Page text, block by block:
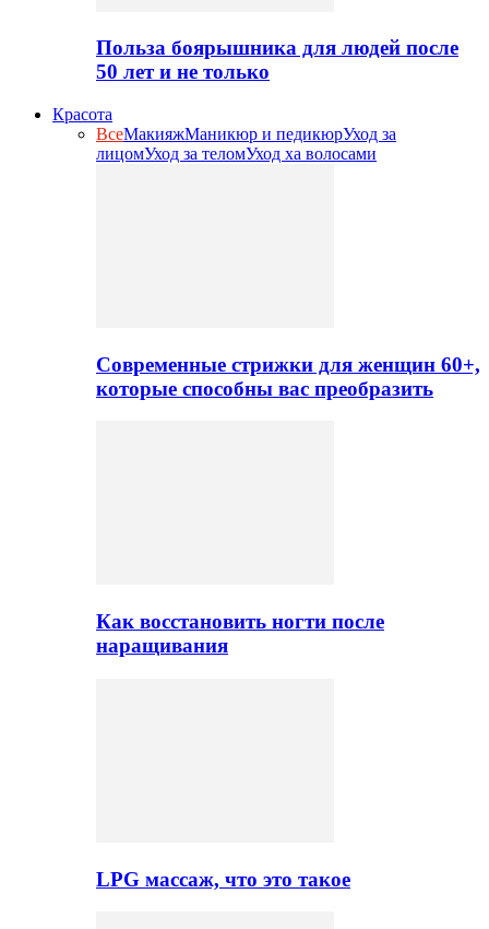
Польза боярышника для людей после
50 лет и не только
Красота
ВсеМакияжМаникюр и педикюрУход за
лицомУход за теломУход ха волосами
Современные стрижки для женщин 60+,
которые способны вас преобразить
Как восстановить ногти после
наращивания
LPG массаж, что это такое